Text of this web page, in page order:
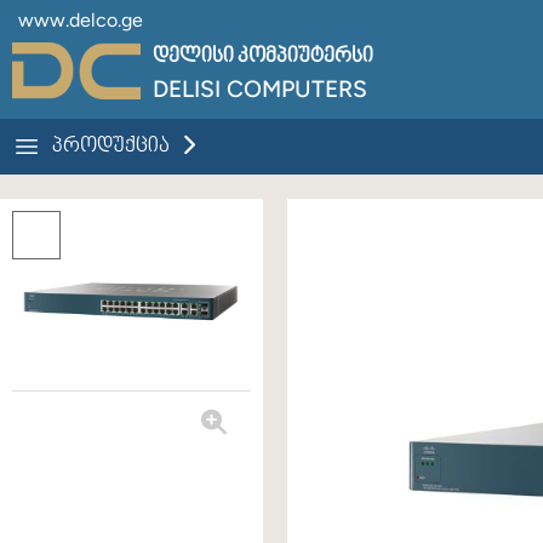
www.delco.ge
დელისი კომპიუტერსი
DELISI COMPUTERS
ᲞᲠᲝᲓᲣᲥᲪᲘᲐ